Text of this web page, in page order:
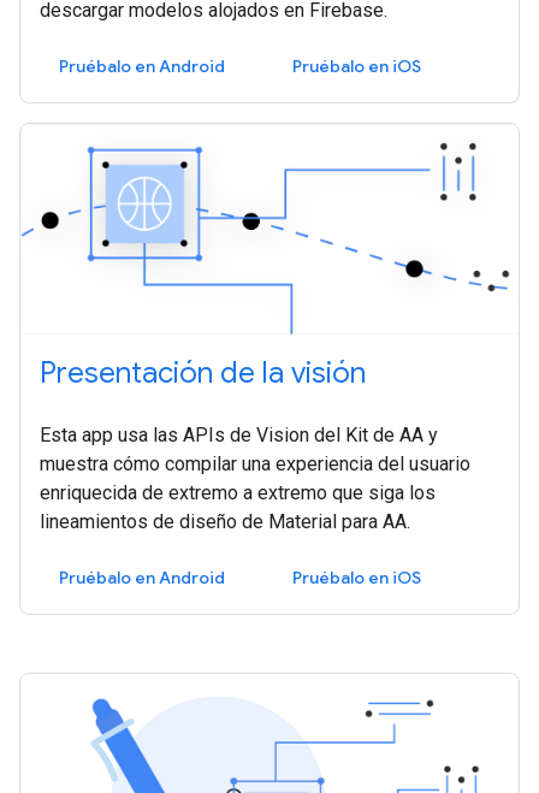
descargar modelos alojados en Firebase.
Pruébalo en Android Pruébalo en iOS
Presentación de la visión
Esta app usa las APIs de Vision del Kit de AA y
muestra cómo compilar una experiencia del usuario
enriquecida de extremo a extremo que siga los
lineamientos de diseño de Material para AA.
Pruébalo en Android Pruébalo en iOS